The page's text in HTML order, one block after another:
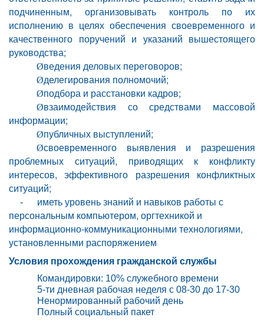
подчиненным, организовывать контроль по их
исполнению в целях обеспечения своевременного и
качественного поручений и указаний вышестоящего
руководства;
Øведения деловых переговоров;
Øделегирования полномочий;
Øподбора и расстановки кадров;
Øвзаимодействия со средствами массовой
информации;
Øпубличных выступлений;
Øсвоевременного выявления и разрешения
проблемных ситуаций, приводящих к конфликту
интересов, эффективного разрешения конфликтных
ситуаций;
-
иметь уровень знаний и навыков работы с
персональным компьютером, оргтехникой и
информационно-коммуникационными технологиями,
установленными распоряжением
Условия прохождения гражданской службы
Командировки: 10% служебного времени
5-ти дневная рабочая неделя с 08-30 до 17-30
Ненормированный рабочий день
Полный социальный пакет